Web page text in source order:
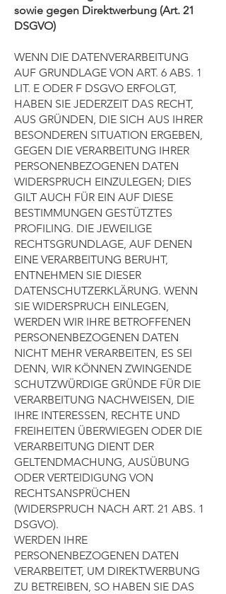
sowie gegen Direktwerbung (Art. 21
DSGVO)
WENN DIE DATENVERARBEITUNG
AUF GRUNDLAGE VON ART. 6 ABS. 1
LIT. E ODER F DSGVO ERFOLGT,
HABEN SIE JEDERZEIT DAS RECHT,
AUS GRÜNDEN, DIE SICH AUS IHRER
BESONDEREN SITUATION ERGEBEN,
GEGEN DIE VERARBEITUNG IHRER
PERSONENBEZOGENEN DATEN
WIDERSPRUCH EINZULEGEN; DIES
GILT AUCH FÜR EIN AUF DIESE
BESTIMMUNGEN GESTÜTZTES
PROFILING. DIE JEWEILIGE
RECHTSGRUNDLAGE, AUF DENEN
EINE VERARBEITUNG BERUHT,
ENTNEHMEN SIE DIESER
DATENSCHUTZERKLÄRUNG. WENN
SIE WIDERSPRUCH EINLEGEN,
WERDEN WIR IHRE BETROFFENEN
PERSONENBEZOGENEN DATEN
NICHT MEHR VERARBEITEN, ES SEI
DENN, WIR KÖNNEN ZWINGENDE
SCHUTZWÜRDIGE GRÜNDE FÜR DIE
VERARBEITUNG NACHWEISEN, DIE
IHRE INTERESSEN, RECHTE UND
FREIHEITEN ÜBERWIEGEN ODER DIE
VERARBEITUNG DIENT DER
GELTENDMACHUNG, AUSÜBUNG
ODER VERTEIDIGUNG VON
RECHTSANSPRÜCHEN
(WIDERSPRUCH NACH ART. 21 ABS. 1
DSGVO).
WERDEN IHRE
PERSONENBEZOGENEN DATEN
VERARBEITET, UM DIREKTWERBUNG
ZU BETREIBEN, SO HABEN SIE DAS